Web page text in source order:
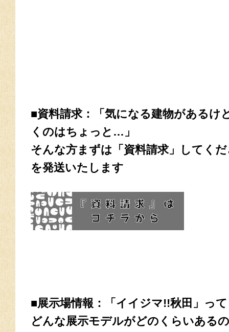
■資料請求：「気になる建物があるけ
くのはちょっと…」
そんな方まずは「資料請求」してく
を発送いたします
■展示場情報：「イイジマ!!秋田」っ
どんな展示モデルがどのくらいある